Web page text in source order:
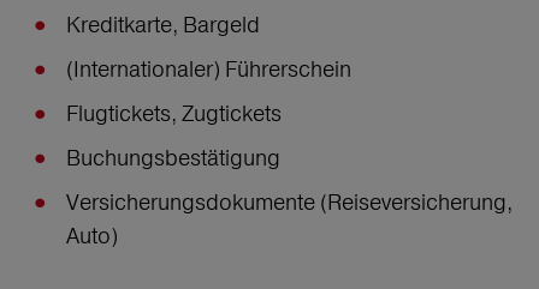
Kreditkarte, Bargeld
(Internationaler) Führerschein
Flugtickets, Zugtickets
Buchungsbestätigung
Versicherungsdokumente (Reiseversicherung,
Auto)